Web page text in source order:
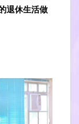
退休生活做